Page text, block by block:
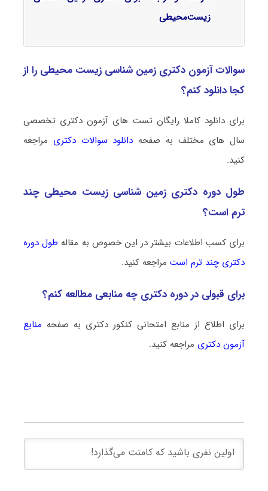
زیست‌محیطی
سوالات آزمون دکتری زمین شناسی زیست‌ محیطی را از
کجا دانلود کنم؟
برای دانلود کاملا رایگان تست های آزمون دکتری تخصصی
سال های مختلف به صفحه دانلود سوالات دکتری مراجعه
کنید.
طول دوره دکتری زمین شناسی زیست‌ محیطی چند
ترم است؟
برای کسب اطلاعات بیشتر در این خصوص به مقاله طول دوره
دکتری چند ترم استمراجعه کنید.
برای قبولی در دوره دکتری چه منابعی مطالعه کنم؟
برای اطلاع از منابع امتحانی کنکور دکتری به صفحه منابع
آزمون دکتری مراجعه کنید.